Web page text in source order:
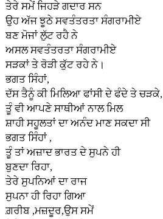
ਤੇਰੇ ਸਮੇਂ ਜਿਹੜੇ ਗਦਾਰ ਸਨ
ਉਹ ਅੱਜ ਝੂਠੇ ਸਵਤੰਤਰਤਾ ਸੰਗਰਾਮੀਏ
ਬਣ ਮੋਜਾਂ ਲੁੱਟ ਰਹੈ ਨੇ
ਅਸਲ ਸਵਤੰਤਰਤਾ ਸੰਗਰਾਮੀਏ
ਸੜਕਾਂ ਤੇ ਰੋੜੀ ਕੁੱਟ ਰਹੇ ਨੇ।
ਭਗਤ ਸਿੰਹਾਂ,
ਦੱਸ ਤੈਨੂੰ ਕੀ ਮਿਲਿਆ ਫਾਂਸੀ ਦੇ ਫੰਦੇ ਤੇ ਚੜਕੇ,
ਤੂੰ ਵੀ ਆਪਣੇ ਸਾਥੀਆਂ ਨਾਲ ਮਿਲ
ਸ਼ਾਹੀ ਸਹੂਲਤਾਂ ਦਾ ਅਨੰਦ ਮਾਣ ਸਕਦਾ ਸੀ
ਭਗਤ ਸਿੰਹਾਂ ,
ਤੂੰ ਤਾਂ ਅਜ਼ਾਦ ਭਾਰਤ ਦੇ ਸੁਪਨੇ ਹੀ
ਬੁਣਦਾ ਰਿਹਾ,
ਤੇਰੇ ਸੁਪਨਿਆਂ ਦਾ ਰਾਜ
ਸੁਪਨਾ ਹੀ ਰਿਹਾ ਗਿਆ
ਗ਼ਰੀਬ ,ਮਜ਼ਦੂਰ,ਉਸ ਸਮੇਂ